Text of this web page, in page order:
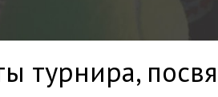
турнира,